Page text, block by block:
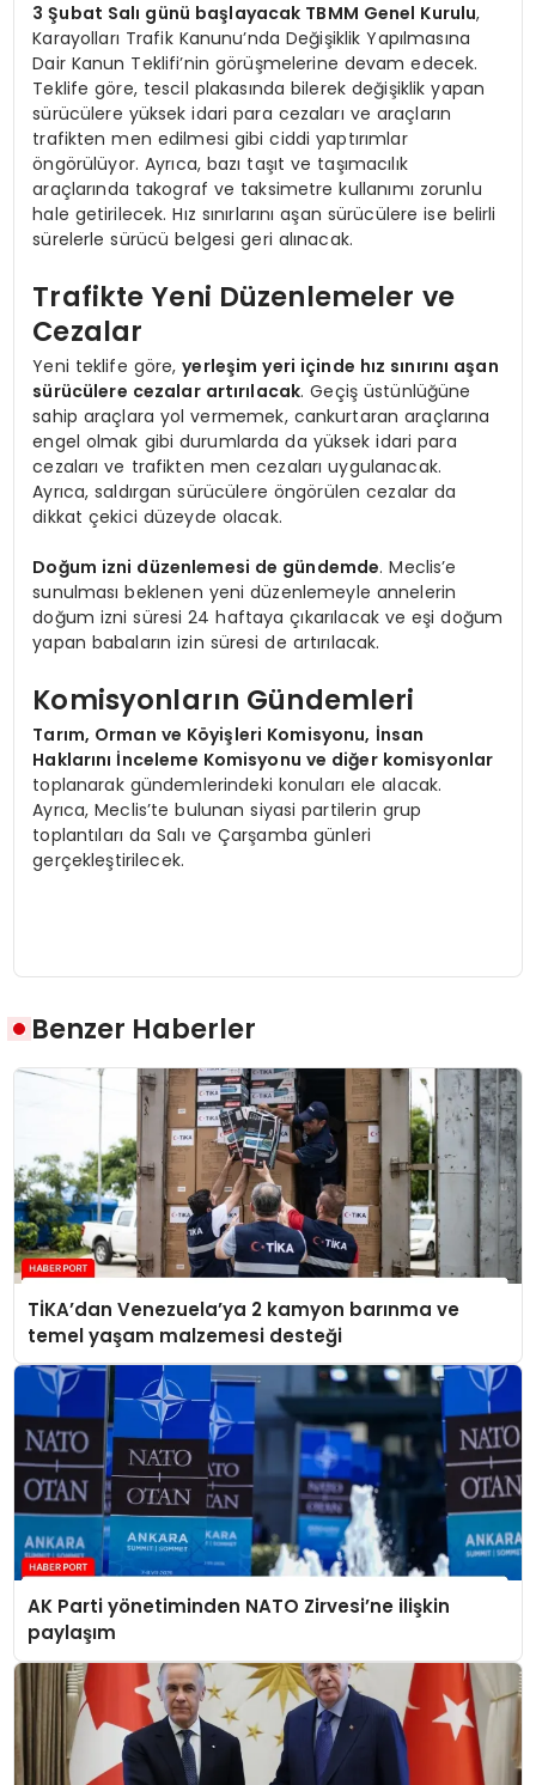
3 Şubat Salı günü başlayacak TBMM Genel Kurulu,
Karayolları Trafik Kanunu’nda Değişiklik Yapılmasına
Dair Kanun Teklifi’nin görüşmelerine devam edecek.
Teklife göre, tescil plakasında bilerek değişiklik yapan
sürücülere yüksek idari para cezaları ve araçların
trafikten men edilmesi gibi ciddi yaptırımlar
öngörülüyor. Ayrıca, bazı taşıt ve taşımacılık
araçlarında takograf ve taksimetre kullanımı zorunlu
hale getirilecek. Hız sınırlarını aşan sürücülere ise belirli
sürelerle sürücü belgesi geri alınacak.
Trafikte Yeni Düzenlemeler ve
Cezalar
Yeni teklife göre,yerleşim yeri içinde hız sınırını aşan
sürücülere cezalar artırılacak. Geçiş üstünlüğüne
sahip araçlara yol vermemek, cankurtaran araçlarına
engel olmak gibi durumlarda da yüksek idari para
cezaları ve trafikten men cezaları uygulanacak.
Ayrıca, saldırgan sürücülere öngörülen cezalar da
dikkat çekici düzeyde olacak.
Doğum izni düzenlemesi de gündemde. Meclis’e
sunulması beklenen yeni düzenlemeyle annelerin
doğum izni süresi 24 haftaya çıkarılacak ve eşi doğum
yapan babaların izin süresi de artırılacak.
Komisyonların Gündemleri
Tarım, Orman ve Köyişleri Komisyonu, İnsan
Haklarını İnceleme Komisyonu ve diğer komisyonlar
toplanarak gündemlerindeki konuları ele alacak.
Ayrıca, Meclis’te bulunan siyasi partilerin grup
toplantıları da Salı ve Çarşamba günleri
gerçekleştirilecek.
Benzer Haberler
TİKA’dan Venezuela’ya 2 kamyon barınma ve
temel yaşam malzemesi desteği
AK Parti yönetiminden NATO Zirvesi’ne ilişkin
paylaşım